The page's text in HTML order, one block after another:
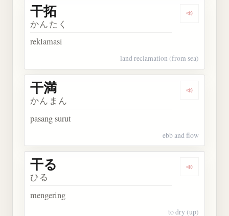
Dengarkan
干拓
かんたく
reklamasi
land reclamation (from sea)
Dengarkan
干満
かんまん
pasang surut
ebb and flow
Dengarkan
干る
ひる
mengering
to dry (up)